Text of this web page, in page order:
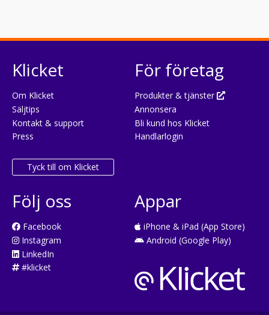
Klicket
Om Klicket
Säljtips
Kontakt & support
Press
Tyck till om Klicket
För företag
Produkter & tjänster
Annonsera
Bli kund hos Klicket
Handlarlogin
Följ oss
Facebook
Instagram
LinkedIn
#klicket
Appar
iPhone & iPad (App Store)
Android (Google Play)